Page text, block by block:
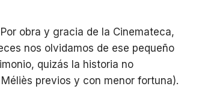
obra y gracia de la Cinemateca,
nos olvidamos de ese pequeño
quizás la historia no
previos y con menor fortuna).